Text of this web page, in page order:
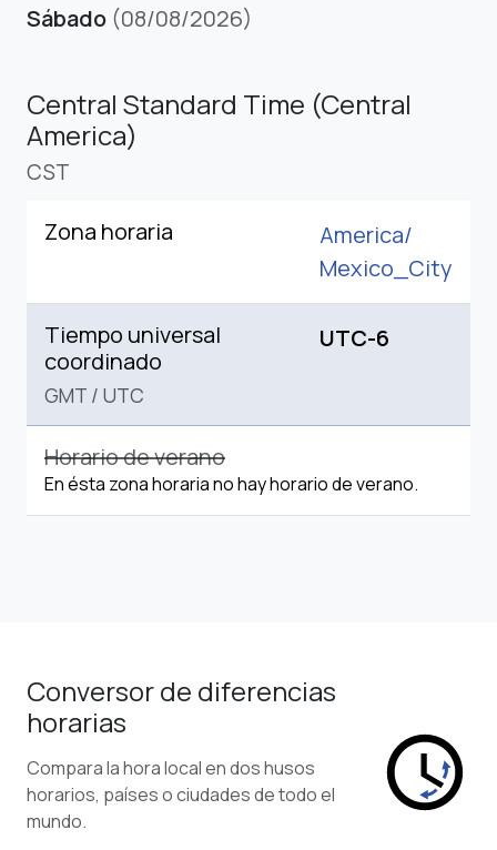
Sábado (08/08/2026)
Central Standard Time (Central
America)
CST
Zona horaria
America/
Mexico_City
Tiempo universal
coordinado
GMT / UTC
UTC-6
Horario de verano
En ésta zona horaria no hay horario de verano.
Conversor de diferencias
horarias
Compara la hora local en dos husos
horarios, países o ciudades de todo el
mundo.